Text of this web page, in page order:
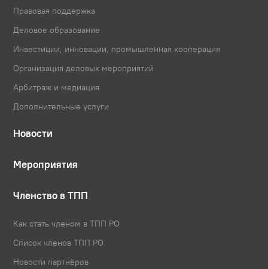
Правовая поддержка
Деловое образование
Инвестиции, инновации, промышленная кооперация
Организация деловых мероприятий
Арбитраж и медиация
Дополнительные услуги
Новости
Мероприятия
Членство в ТПП
Как стать членом в ТПП РО
Список членов ТПП РО
Новости партнёров